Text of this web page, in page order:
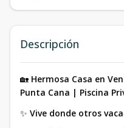
Descripción
🏡 Hermosa Casa en
Punta Cana | Piscina
✨ Vive donde otros